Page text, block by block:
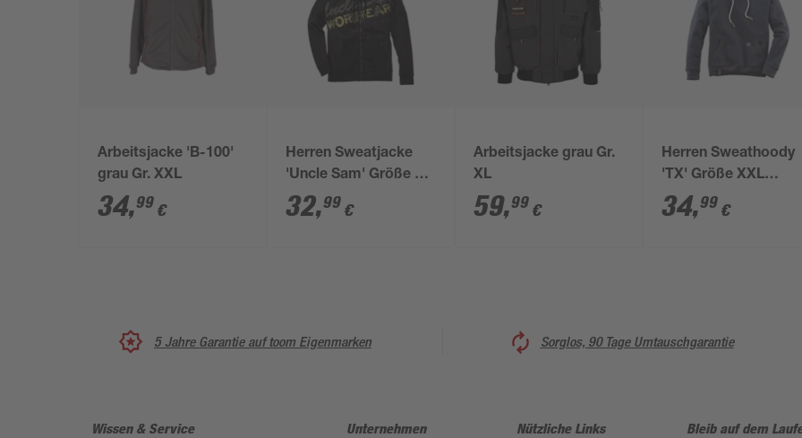
Arbeitsjacke 'B-100'
grau Gr. XXL
34,99 €
Herren Sweatjacke
'Uncle Sam' Größe M
anthrazit/schwarz
32,99 €
Arbeitsjacke grau Gr.
XL
59,99 €
Herren Sweathoody
'TX' Größe XXL
schwarz
34,99 €
5 Jahre Garantie auf toom Eigenmarken Sorglos, 90 Tage Umtauschgarantie
Wissen & Service Unternehmen Nützliche Links Bleib auf dem